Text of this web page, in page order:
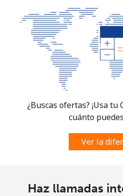
¿Buscas ofertas? ¡Usa
cuánto
Ver la
Haz llamadas